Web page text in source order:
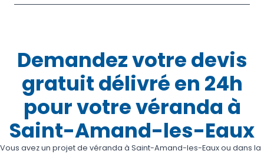
Demandez votre devis
gratuit délivré en 24h
pour votre véranda à
Saint-Amand-les-Eaux
Vous avez un projet de véranda à Saint-Amand-les-Eaux ou dans la